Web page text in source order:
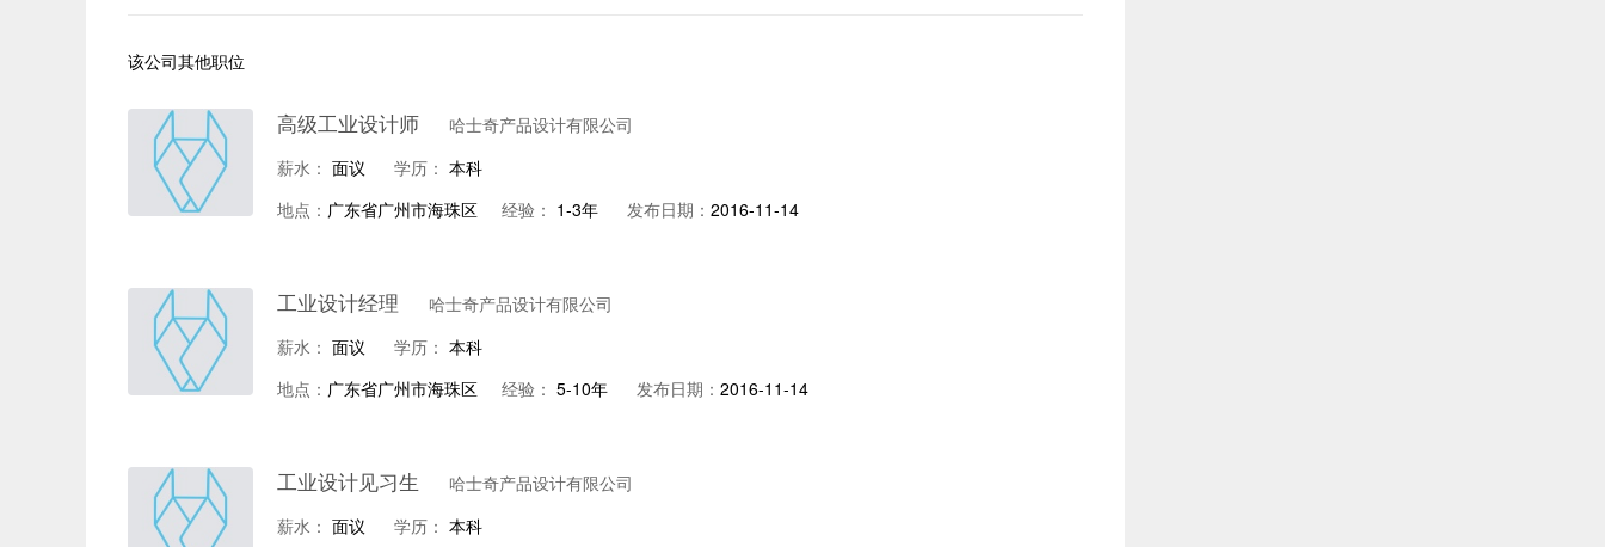
该公司其他职位
高级工业设计师
哈士奇产品设计有限公司
薪水： 面议 学历： 本科
地点： 广东省广州市海珠区 经验： 1-3年 发布日期： 2016-11-14
工业设计经理
哈士奇产品设计有限公司
薪水： 面议 学历： 本科
地点： 广东省广州市海珠区 经验： 5-10年 发布日期： 2016-11-14
工业设计见习生
哈士奇产品设计有限公司
薪水： 面议 学历： 本科